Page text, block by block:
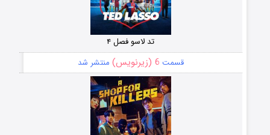
تد لاسو فصل ۴
قسمت 6 (زیرنویس) منتشر شد